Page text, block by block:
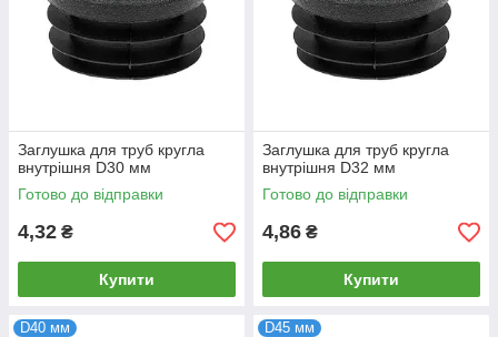
Заглушка для труб кругла
внутрішня D30 мм
Готово до відправки
4,32 ₴
Купити
Заглушка для труб кругла
внутрішня D32 мм
Готово до відправки
4,86 ₴
Купити
D40 мм D45 мм